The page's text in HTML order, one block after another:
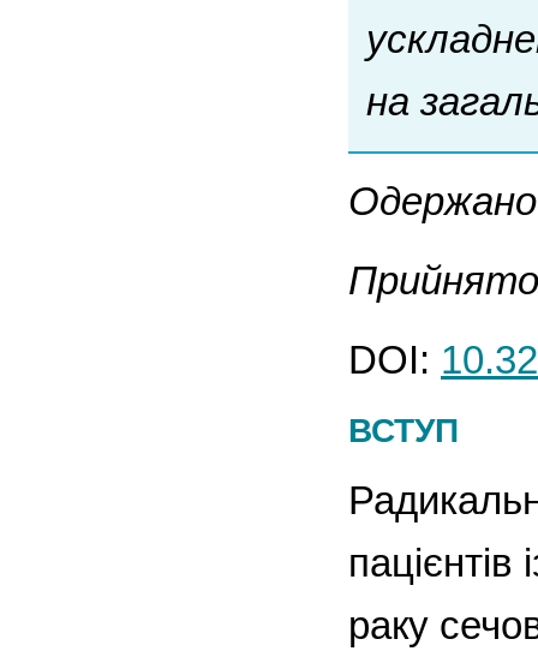
на
Прийнято
DOI:
ВСТУП
раку